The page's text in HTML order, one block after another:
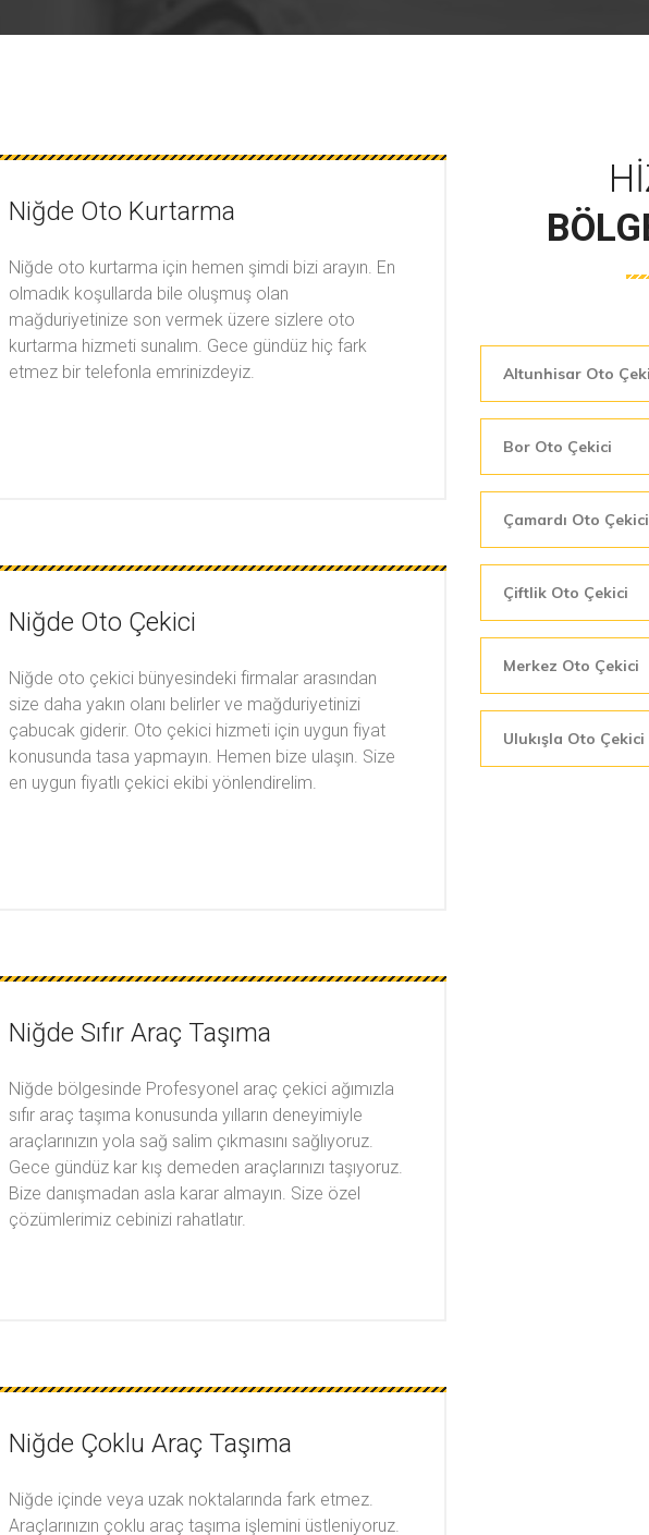
Niğde Oto Kurtarma
Niğde oto kurtarma için hemen şimdi bizi arayın. En
olmadık koşullarda bile oluşmuş olan
mağduriyetinize son vermek üzere sizlere oto
kurtarma hizmeti sunalım. Gece gündüz hiç fark
etmez bir telefonla emrinizdeyiz.
Niğde Oto Çekici
Niğde oto çekici bünyesindeki firmalar arasından
size daha yakın olanı belirler ve mağduriyetinizi
çabucak giderir. Oto çekici hizmeti için uygun fiyat
konusunda tasa yapmayın. Hemen bize ulaşın. Size
en uygun fiyatlı çekici ekibi yönlendirelim.
Niğde Sıfır Araç Taşıma
Niğde bölgesinde Profesyonel araç çekici ağımızla
sıfır araç taşıma konusunda yılların deneyimiyle
araçlarınızın yola sağ salim çıkmasını sağlıyoruz.
Gece gündüz kar kış demeden araçlarınızı taşıyoruz.
Bize danışmadan asla karar almayın. Size özel
çözümlerimiz cebinizi rahatlatır.
Niğde Çoklu Araç Taşıma
Niğde içinde veya uzak noktalarında fark etmez.
Araçlarınızın çoklu araç taşıma işlemini üstleniyoruz.
Altunhisar Oto
Bor Oto Çekici
Çamardı Oto Çekici
Çiftlik Oto Çekici
Merkez Oto Çekici
Ulukışla Oto Çekici